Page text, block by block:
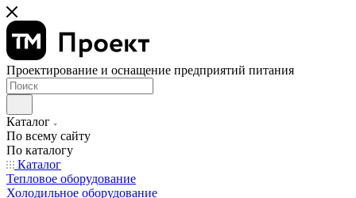
Проектирование и оснащение предприятий питания
Каталог
По всему сайту
По каталогу
Каталог
Тепловое оборудование
Холодильное оборудование